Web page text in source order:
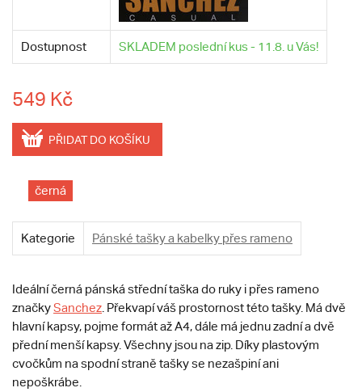
Dostupnost SKLADEM poslední kus - 11.8. u Vás!
549 Kč
PŘIDAT DO KOŠÍKU
černá
Kategorie Pánské tašky a kabelky přes rameno
Ideální černá pánská střední taška do ruky i přes rameno
značkySanchez . Překvapí váš prostornost této tašky. Má dvě
hlavní kapsy, pojme formát až A4, dále má jednu zadní a dvě
přední menší kapsy. Všechny jsou na zip. Díky plastovým
cvočkům na spodní straně tašky se nezašpiní ani
nepoškrábe.